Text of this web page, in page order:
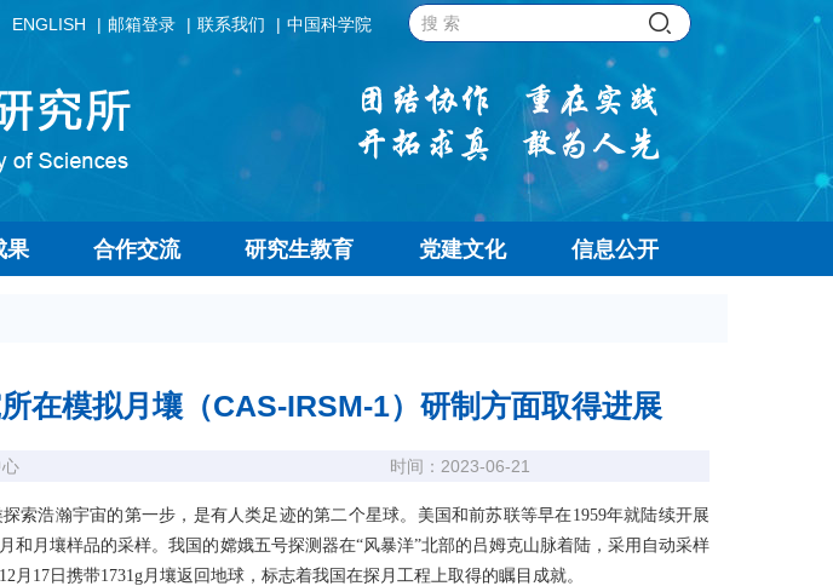
ENGLISH 邮箱登录 联系我们 中国科学院
果 合作交流 研究生教育 党建文化 信息公开
在模拟月壤（CAS-IRSM-1）研制方面取得进展
时间：2023-06-21
浩瀚宇宙的第一步，是有人类足迹的第二个星球。美国和前苏联等早在1959年就陆续开展
和月壤样品的采样。我国的嫦娥五号探测器在“风暴洋”北部的吕姆克山脉着陆，采用自动采样
月17日携带1731g月壤返回地球，标志着我国在探月工程上取得的瞩目成就。